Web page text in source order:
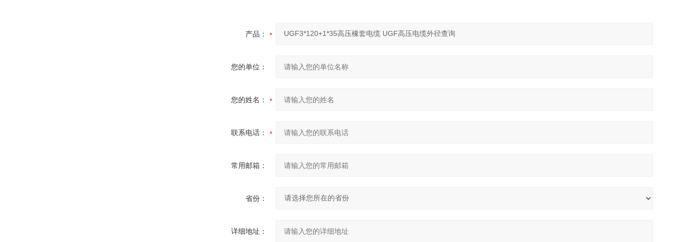
产品：
您的单位：
您的姓名：
联系电话：
常用邮箱：
省份：
详细地址：